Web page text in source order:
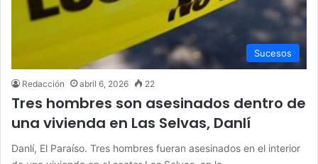
Sucesos
Redacción abril 6, 2026 22
Tres hombres son asesinados dentro de
una vivienda en Las Selvas, Danlí
Danlí, El Paraíso. Tres hombres fueran asesinados en el interior